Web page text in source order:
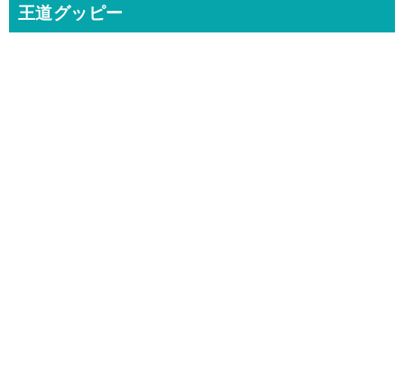
王道グッピー